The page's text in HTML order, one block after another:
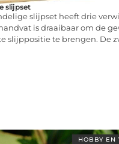
slijpset
slijpset heeft drie
is draaibaar om de
slijppositie te brengen. De
HOBBY EN